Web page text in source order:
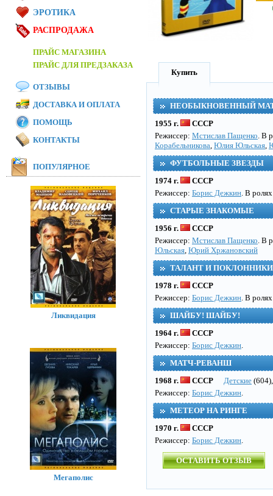
Купить
НЕОБЫКНОВЕННЫЙ
1955 г.
СССР
Режисcер: Мстислав Пащенко. В
Корабельникова, Юлия Юльская,
ФУТБОЛЬНЫЕ ЗВЕЗДЫ
1974 г.
СССР
Режисcер: Борис Дежкин. В
СТАРЫЕ ЗНАКОМЫЕ
1956 г.
СССР
Режисcер: Мстислав Пащенко. В
Юльская, Юрий Хржановский
ТАЛАНТ И ПОКЛОННИКИ
1978 г.
СССР
Режисcер: Борис Дежкин. В
ШАЙБУ! ШАЙБУ!
1964 г.
СССР
Режисcер: Борис Дежкин.
МАТЧ-РЕВАНШ
1968 г.
СССР Детские
Режисcер: Борис Дежкин.
МЕТЕОР НА РИНГЕ
1970 г.
СССР
Режисcер: Борис Дежкин.
ОСТАВИТЬ ОТЗЫВ
ЭРОТИКА
РАСПРОДАЖА
ПРАЙС МАГАЗИНА
ПРАЙС ДЛЯ ПРЕДЗАКАЗА
ОТЗЫВЫ
ДОСТАВКА И ОПЛАТА
ПОМОЩЬ
КОНТАКТЫ
ПОПУЛЯРНОЕ
Ликвидация
Мегаполис